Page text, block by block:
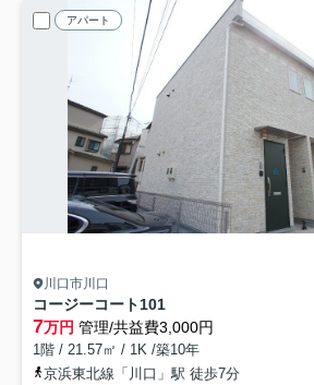
アパート
川口市川口
コージーコート101
7万円 管理/共益費3,000円
1階 / 21.57㎡ / 1K /築10年
京浜東北線「川口」駅 徒歩7分